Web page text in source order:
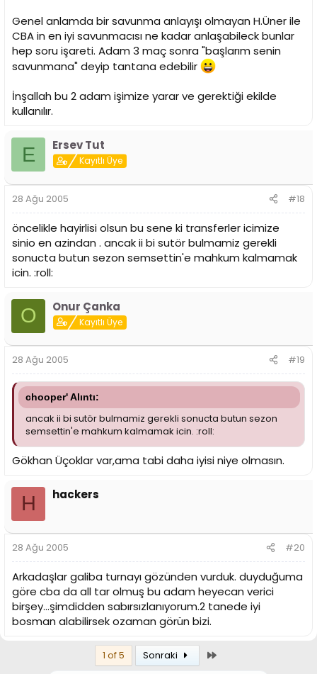
Genel anlamda bir savunma anlayışı olmayan H.Üner ile
CBA in en iyi savunmacısı ne kadar anlaşabileck bunlar
hep soru işareti. Adam 3 maç sonra "başlarım senin
savunmana" deyip tantana edebilir
İnşallah bu 2 adam işimize yarar ve gerektiği ekilde
kullanılır.
E Ersev Tut
Kayıtlı Üye
28 Ağu 2005 #18
öncelikle hayirlisi olsun bu sene ki transferler icimize
sinio en azindan . ancak ii bi sutör bulmamiz gerekli
sonucta butun sezon semsettin'e mahkum kalmamak
icin. :roll:
O Onur Çanka
Kayıtlı Üye
28 Ağu 2005 #19
chooper' Alıntı:
ancak ii bi sutör bulmamiz gerekli sonucta butun sezon
semsettin'e mahkum kalmamak icin. :roll:
Gökhan Üçoklar var,ama tabi daha iyisi niye olmasın.
H hackers
28 Ağu 2005 #20
Arkadaşlar galiba turnayı gözünden vurduk. duyduğuma
göre cba da all tar olmuş bu adam heyecan verici
birşey...şimdidden sabırsızlanıyorum.2 tanede iyi
bosman alabilirsek ozaman görün bizi.
1 of 5 Sonraki